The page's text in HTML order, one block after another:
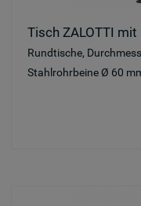
Tisch ZALOTTI
Rundtische,
Stahlrohrbeine Ø 60